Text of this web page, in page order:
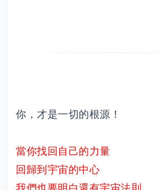
你，才是一切的根源！
當你找回自己的力量
回歸到宇宙的中心